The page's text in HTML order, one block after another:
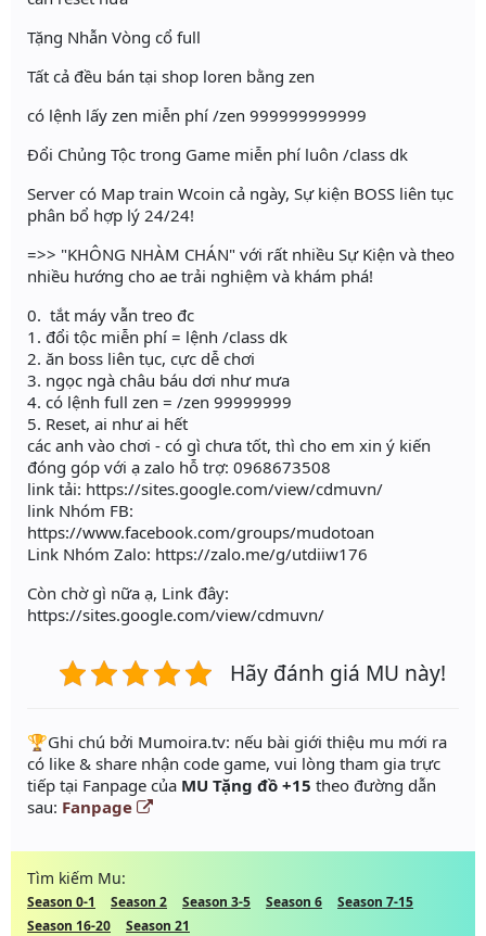
Tặng Nhẫn Vòng cổ full
Tất cả đều bán tại shop loren bằng zen
có lệnh lấy zen miễn phí /zen 999999999999
Đổi Chủng Tộc trong Game miễn phí luôn /class dk
Server có Map train Wcoin cả ngày, Sự kiện BOSS liên tục
phân bổ hợp lý 24/24!
=>> "KHÔNG NHÀM CHÁN" với rất nhiều Sự Kiện và theo
nhiều hướng cho ae trải nghiệm và khám phá!
0. tắt máy vẫn treo đc
1. đổi tộc miễn phí = lệnh /class dk
2. ăn boss liên tục, cực dễ chơi
3. ngọc ngà châu báu dơi như mưa
4. có lệnh full zen = /zen 99999999
5. Reset, ai như ai hết
các anh vào chơi - có gì chưa tốt, thì cho em xin ý kiến
đóng góp với ạ zalo hỗ trợ: 0968673508
link tải: https://sites.google.com/view/cdmuvn/
link Nhóm FB:
https://www.facebook.com/groups/mudotoan
Link Nhóm Zalo: https://zalo.me/g/utdiiw176
Còn chờ gì nữa ạ, Link đây:
https://sites.google.com/view/cdmuvn/
Hãy đánh giá MU này!
️🏆Ghi chú bởi Mumoira.tv: nếu bài giới thiệu mu mới ra
có like & share nhận code game, vui lòng tham gia trực
tiếp tại Fanpage của MU Tặng đồ +15 theo đường dẫn
sau: Fanpage
Tìm kiếm Mu:
Season 0-1 Season 2 Season 3-5 Season 6
Season 7-15
Season 16-20
Season 21